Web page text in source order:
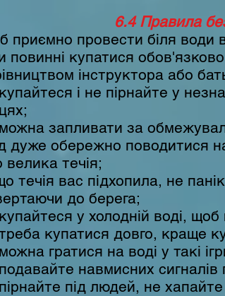
6.4 Правила
приємно провести біля води
повинні купатися
інструктора або
і не пірнайте у
запливати за
дуже обережно поводитися
велика течія;
течія вас підхопила, не
до берега;
у холодній воді,
купатися довго, краще
гратися на воді у такі
навмисних сигналів
під людей, не хапайте